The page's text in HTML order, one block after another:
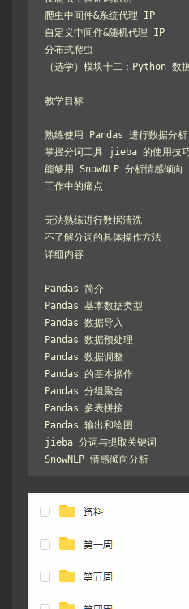
爬虫中间件&系统代理 IP
自定义中间件&随机代理 IP
分布式爬虫
（选学）模块十二：Python 数
教学目标
熟练使用 Pandas 进行数据分析
掌握分词工具 jieba 的使用技
能够用 SnowNLP 分析情感倾向
工作中的痛点
无法熟练进行数据清洗
不了解分词的具体操作方法
详细内容
Pandas 简介
Pandas 基本数据类型
Pandas 数据导入
Pandas 数据预处理
Pandas 数据调整
Pandas 的基本操作
Pandas 分组聚合
Pandas 多表拼接
Pandas 输出和绘图
jieba 分词与提取关键词
SnowNLP 情感倾向分析